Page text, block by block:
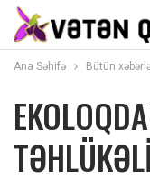
Ana Səhifə Bütün